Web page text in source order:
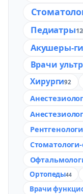
Педиатры
Акушеры-
Врачи
Хирурги92
Рентгенологи
Ортопеды44
Врачи